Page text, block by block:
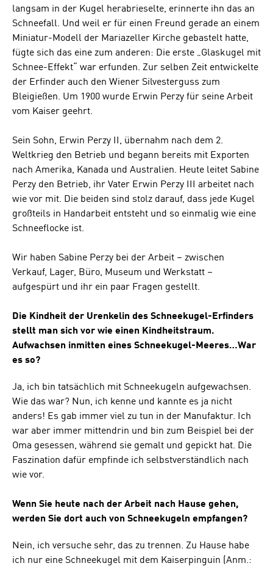
langsam in der Kugel herabrieselte, erinnerte ihn das an
Schneefall. Und weil er für einen Freund gerade an einem
Miniatur-Modell der Mariazeller Kirche gebastelt hatte,
fügte sich das eine zum anderen: Die erste „Glaskugel mit
Schnee-Effekt“ war erfunden. Zur selben Zeit entwickelte
der Erfinder auch den Wiener Silvesterguss zum
Bleigießen. Um 1900 wurde Erwin Perzy für seine Arbeit
vom Kaiser geehrt.
Sein Sohn, Erwin Perzy II, übernahm nach dem 2.
Weltkrieg den Betrieb und begann bereits mit Exporten
nach Amerika, Kanada und Australien. Heute leitet Sabine
Perzy den Betrieb, ihr Vater Erwin Perzy III arbeitet nach
wie vor mit. Die beiden sind stolz darauf, dass jede Kugel
großteils in Handarbeit entsteht und so einmalig wie eine
Schneeflocke ist.
Wir haben Sabine Perzy bei der Arbeit – zwischen
Verkauf, Lager, Büro, Museum und Werkstatt –
aufgespürt und ihr ein paar Fragen gestellt.
Die Kindheit der Urenkelin des Schneekugel-Erfinders
stellt man sich vor wie einen Kindheitstraum.
Aufwachsen inmitten eines Schneekugel-Meeres…War
es so?
Ja, ich bin tatsächlich mit Schneekugeln aufgewachsen.
Wie das war? Nun, ich kenne und kannte es ja nicht
anders! Es gab immer viel zu tun in der Manufaktur. Ich
war aber immer mittendrin und bin zum Beispiel bei der
Oma gesessen, während sie gemalt und gepickt hat. Die
Faszination dafür empfinde ich selbstverständlich nach
wie vor.
Wenn Sie heute nach der Arbeit nach Hause gehen,
werden Sie dort auch von Schneekugeln empfangen?
Nein, ich versuche sehr, das zu trennen. Zu Hause habe
ich nur eine Schneekugel mit dem Kaiserpinguin (Anm.: